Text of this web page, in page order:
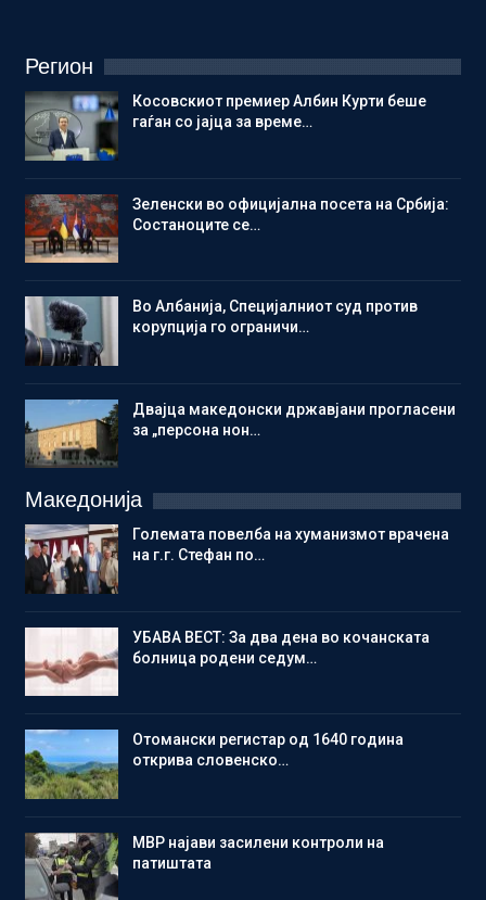
Регион
Косовскиот премиер Албин Курти беше
гаѓан со јајца за време…
Зеленски во официјална посета на Србија:
Состаноците се…
Во Албанија, Специјалниот суд против
корупција го ограничи…
Двајца македонски државјани прогласени
за „персона нон…
Македонија
Големата повелба на хуманизмот врачена
на г.г. Стефан по…
УБАВА ВЕСТ: За два дена во кочанската
болница родени седум…
Отомански регистар од 1640 година
открива словенско…
МВР најави засилени контроли на
патиштата